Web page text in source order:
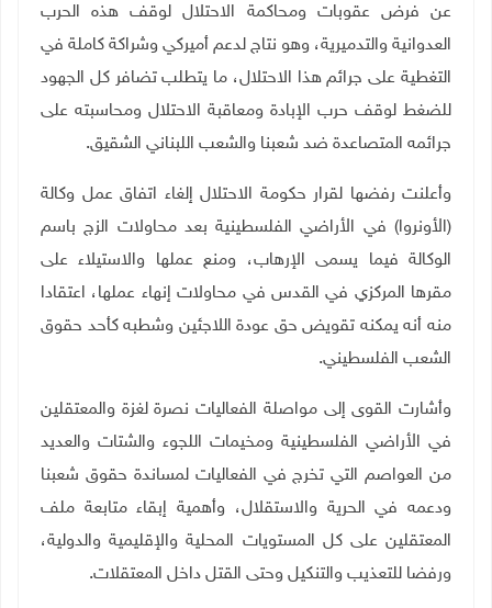
عن فرض عقوبات ومحاكمة الاحتلال لوقف هذه الحرب
العدوانية والتدميرية، وهو نتاج لدعم أميركي وشراكة كاملة في
التغطية على جرائم هذا الاحتلال، ما يتطلب تضافر كل الجهود
للضغط لوقف حرب الإبادة ومعاقبة الاحتلال ومحاسبته على
جرائمه المتصاعدة ضد شعبنا والشعب اللبناني الشقيق.
وأعلنت رفضها لقرار حكومة الاحتلال إلغاء اتفاق عمل وكالة
(الأونروا) في الأراضي الفلسطينية بعد محاولات الزج باسم
الوكالة فيما يسمى الإرهاب، ومنع عملها والاستيلاء على
مقرها المركزي في القدس في محاولات إنهاء عملها، اعتقادا
منه أنه يمكنه تقويض حق عودة اللاجئين وشطبه كأحد حقوق
الشعب الفلسطيني.
وأشارت القوى إلى مواصلة الفعاليات نصرة لغزة والمعتقلين
في الأراضي الفلسطينية ومخيمات اللجوء والشتات والعديد
من العواصم التي تخرج في الفعاليات لمساندة حقوق شعبنا
ودعمه في الحرية والاستقلال، وأهمية إبقاء متابعة ملف
المعتقلين على كل المستويات المحلية والإقليمية والدولية،
ورفضا للتعذيب والتنكيل وحتى القتل داخل المعتقلات.